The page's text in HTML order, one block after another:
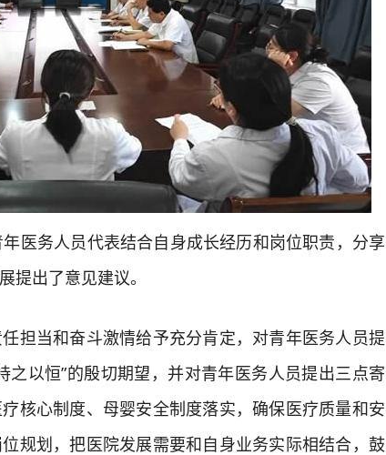
务人员代表结合自身成长经历和岗位职责，分享
提出了意见建议。
当和奋斗激情给予充分肯定，对青年医务人员提
之以恒”的殷切期望，并对青年医务人员提出三点寄
核心制度、母婴安全制度落实，确保医疗质量和安
规划，把医院发展需要和自身业务实际相结合，鼓